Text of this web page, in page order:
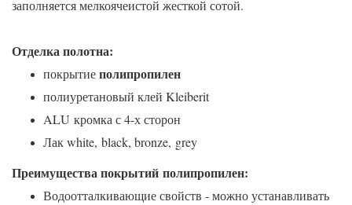
заполняется мелкоячеистой жесткой сотой.
Отделка полотна:
покрытиеполипропилен
полиуретановый клей Kleiberit
ALU кромка с 4-х сторон
Лак white, black, bronze, grey
Преимущества покрытий полипропилен:
Водоотталкивающие свойств - можно устанавливать